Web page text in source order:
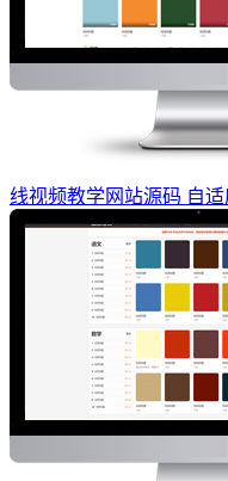
线视频教学网站源码 自